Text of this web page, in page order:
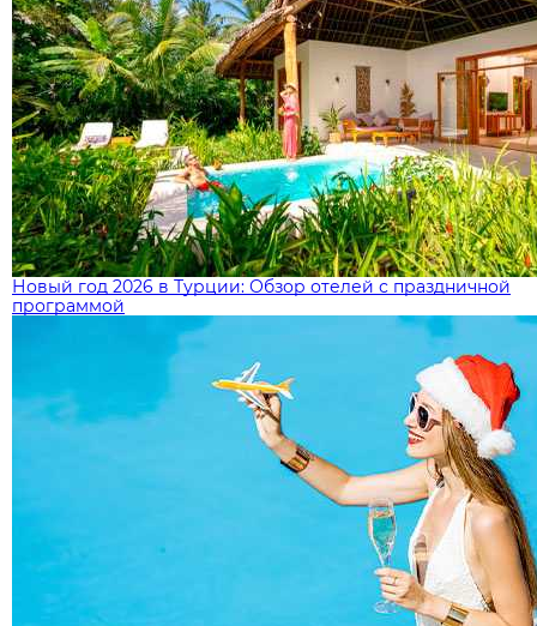
Новый год 2026 в Турции: Обзор отелей с праздничной
программой